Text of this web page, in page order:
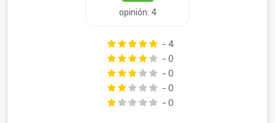
opinión: 4
- 4
- 0
- 0
- 0
- 0